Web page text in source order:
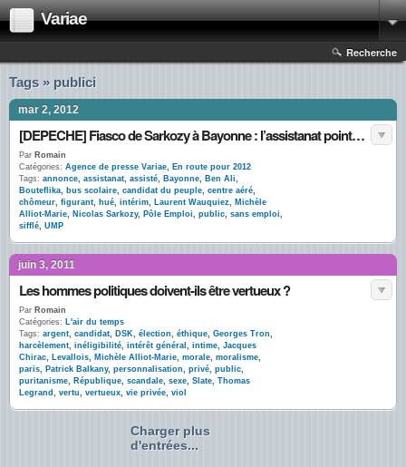
Variae
Recherche
Tags » publici
mar 2, 2012
[DEPECHE] Fiasco de Sarkozy à Bayonne : l’assistanat pointé du doigt
Par Romain
Catégories: Agence de presse Variae, En route pour 2012
Tags: annonce, assistanat, assisté, Bayonne, Ben Ali,
Bouteflika, bus scolaire, candidat du peuple, centre aéré,
chômeur, figurant, hué, intérim, Laurent Wauquiez, Michèle
Alliot-Marie, Nicolas Sarkozy, Pôle Emploi, public, sans emploi,
sifflé, UMP
juin 3, 2011
Les hommes politiques doivent-ils être vertueux ?
Par Romain
Catégories: L'air du temps
Tags: argent, candidat, DSK, élection, éthique, Georges Tron,
harcèlement, inéligibilité, intérêt général , intime, Jacques
Chirac, Levallois, Michèle Alliot-Marie, morale, moralisme,
paris, Patrick Balkany, personnalisation, privé, public,
puritanisme, République, scandale, sexe, Slate, Thomas
Legrand , vertu, vertueux, vie privée, viol
Charger plus
d'entrées...